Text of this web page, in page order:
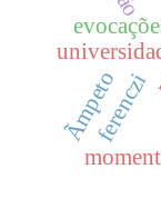
ferenczi
Ãmpeto